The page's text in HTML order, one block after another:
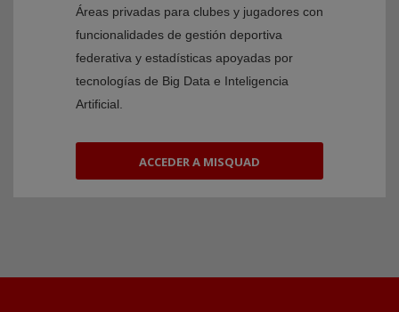
Áreas privadas para clubes y jugadores con
funcionalidades de gestión deportiva
federativa y estadísticas apoyadas por
tecnologías de Big Data e Inteligencia
Artificial.
ACCEDER A MISQUAD